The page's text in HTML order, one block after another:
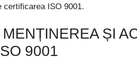
certificarea ISO 9001.
ȘI
9001